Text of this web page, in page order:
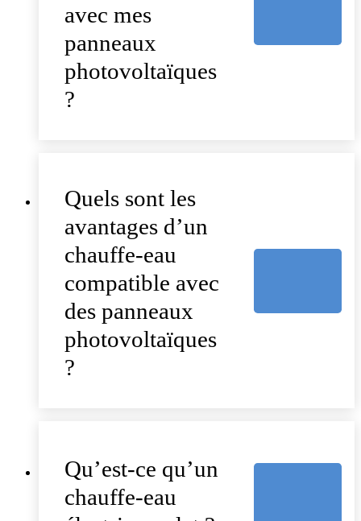
avec mes
panneaux
photovoltaïques
?
Quels sont les
avantages d’un
chauffe-eau
compatible avec
des panneaux
photovoltaïques
?
Qu’est-ce qu’un
chauffe-eau